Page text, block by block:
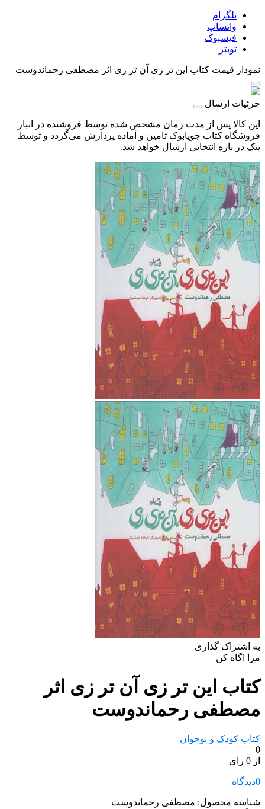
تلگرام
واتساپ
فیسبوک
تویتر
نمودار قیمت کتاب این تر زی آن تر زی اثر مصطفی رحماندوست
جزئیات ارسال
این کالا پس از مدت زمان مشخص شده توسط فروشنده در انبار
فروشگاه کتاب جویابوک تامین و آماده پردازش می‌گردد و توسط
پیک در بازه انتخابی ارسال خواهد شد.
به اشتراک گذاری
مرا اگاه کن
کتاب این تر زی آن تر زی اثر
مصطفی رحماندوست
کتاب کودک و نوجوان
0
از 0 رای
0دیدگاه
شناسه محصول: مصطفی رحماندوست